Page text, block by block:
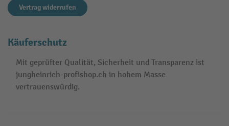
Vertrag widerrufen
Käuferschutz
Mit geprüfter Qualität, Sicherheit und Transparenz ist
jungheinrich-profishop.ch in hohem Masse
vertrauenswürdig.